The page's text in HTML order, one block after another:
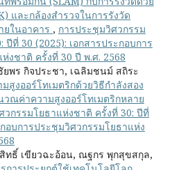
และกล้องสำรวจในการรังวัด
ในอาคาร , การประชุมวิศวกรรม
ที่ 30 (2025): เอกสารประกอบการ
งชาติ ครั้งที่ 30 ปี พ.ศ. 2568
พร กิจประชา, เฉลิมชนม์ สถิระ
สูงออร์โทเมตริกด้วยวิธีกำลังสอง
ณค่าความสูงออร์โทเมตริกหลาย
วกรรมโยธาแห่งชาติ ครั้งที่ 30: ปีที่
อบการประชุมวิศวกรรมโยธาแห่ง
ธิ์ เขียวฉะอ้อน, ณฐกร พุกสุขสกุล,